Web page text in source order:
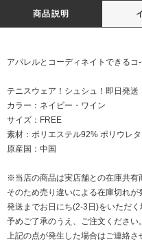
商品説明
アパレルとコーディネイトできる
テニスウェア！シュシュ！即日発送
カラー：ネイビー・ワイン
サイズ：FREE
素材：ポリエステル92% ポリウレ
原産国：中国
※当店の商品は実店舗との在庫共有
そのため売り違いによる在庫切れが
発送までお日にち(2-3日)をいただく
予めご了承のうえ、ご注文ください。
上記の点が発生した場合はご連絡さ